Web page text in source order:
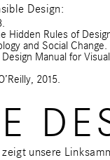
Design:
Rules of
and Social
Manual for
2015.
unsere